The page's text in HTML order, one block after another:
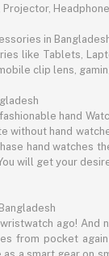
in
like Tablets,
clip lens,
hand
without hand
hand watches
will get your
ago! And
from pocket